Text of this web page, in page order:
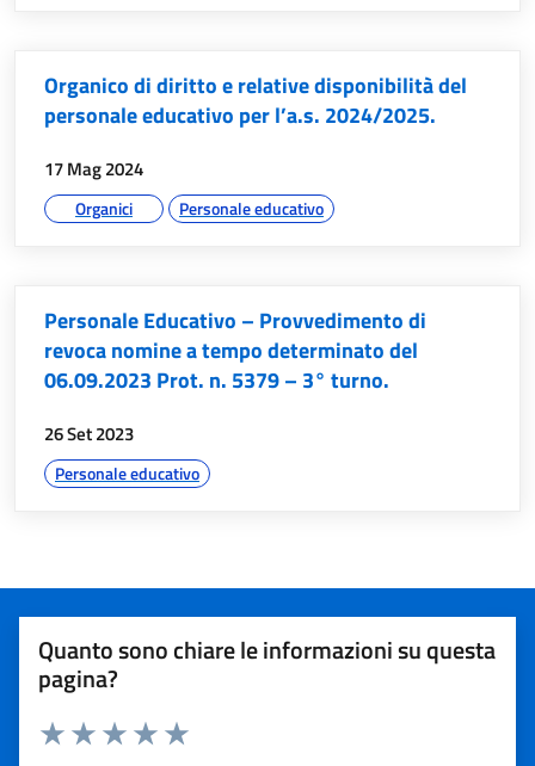
Organico di diritto e relative disponibilità del
personale educativo per l’a.s. 2024/2025.
data:
17 Mag 2024
argomenti:
Organici Personale educativo
Personale Educativo – Provvedimento di
revoca nomine a tempo determinato del
06.09.2023 Prot. n. 5379 – 3° turno.
data:
26 Set 2023
argomenti:
Personale educativo
Quanto sono chiare le informazioni su questa
pagina?